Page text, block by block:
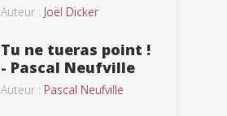
Auteur : Joël Dicker
Tu ne tueras point !
- Pascal Neufville
Auteur : Pascal Neufville